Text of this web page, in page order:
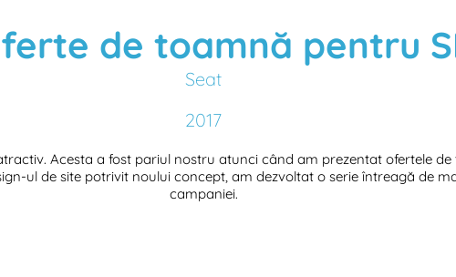
de toamnă pentru
Seat
2017
Acesta a fost pariul nostru atunci când am prezentat ofertele de
ul de site potrivit noului concept, am dezvoltat o serie întreagă de
campaniei.